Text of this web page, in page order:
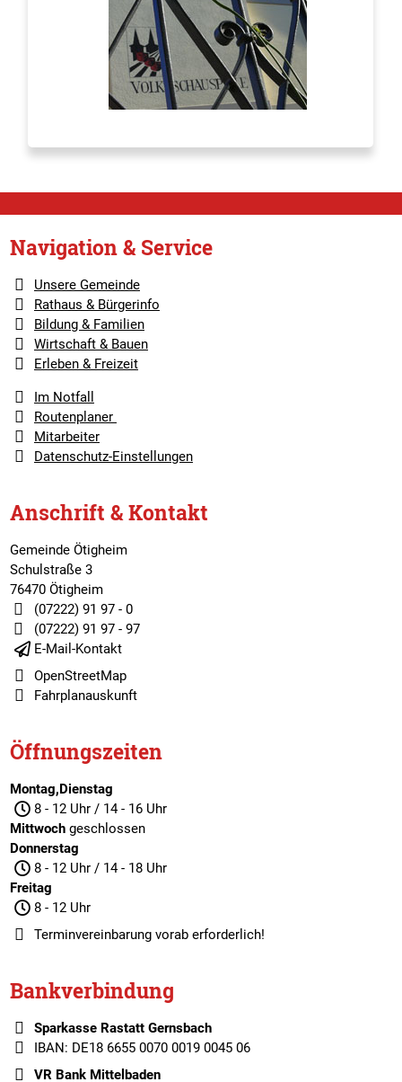
Navigation & Service
Unsere Gemeinde
Rathaus & Bürgerinfo
Bildung & Familien
Wirtschaft & Bauen
Erleben & Freizeit
Im Notfall
Routenplaner
Mitarbeiter
Datenschutz-Einstellungen
Anschrift & Kontakt
Gemeinde Ötigheim
Schulstraße 3
76470 Ötigheim
(07222) 91 97 - 0
(07222) 91 97 - 97
E-Mail-Kontakt
OpenStreetMap
Fahrplanauskunft
Öffnungszeiten
Montag,Dienstag
8 - 12 Uhr / 14 - 16 Uhr
Mittwochgeschlossen
Donnerstag
8 - 12 Uhr / 14 - 18 Uhr
Freitag
8 - 12 Uhr
Terminvereinbarungvorab erforderlich!
Bankverbindung
Sparkasse Rastatt Gernsbach
IBAN: DE18 6655 0070 0019 0045 06
VR Bank Mittelbaden